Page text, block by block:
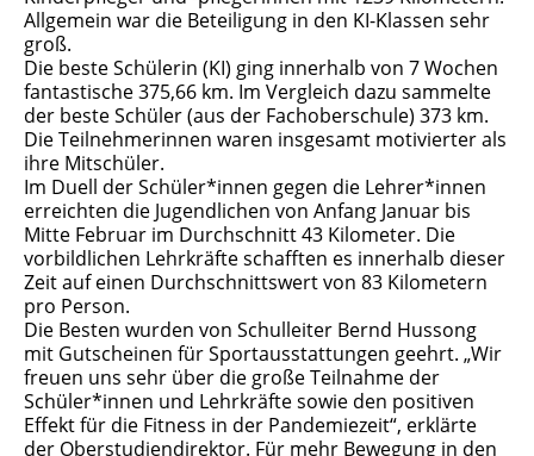
Allgemein war die Beteiligung in den KI-Klassen sehr
groß.
Die beste Schülerin (KI) ging innerhalb von 7 Wochen
fantastische 375,66 km. Im Vergleich dazu sammelte
der beste Schüler (aus der Fachoberschule) 373 km.
Die Teilnehmerinnen waren insgesamt motivierter als
ihre Mitschüler.
Im Duell der Schüler*innen gegen die Lehrer*innen
erreichten die Jugendlichen von Anfang Januar bis
Mitte Februar im Durchschnitt 43 Kilometer. Die
vorbildlichen Lehrkräfte schafften es innerhalb dieser
Zeit auf einen Durchschnittswert von 83 Kilometern
pro Person.
Die Besten wurden von Schulleiter Bernd Hussong
mit Gutscheinen für Sportausstattungen geehrt. „Wir
freuen uns sehr über die große Teilnahme der
Schüler*innen und Lehrkräfte sowie den positiven
Effekt für die Fitness in der Pandemiezeit“, erklärte
der Oberstudiendirektor. Für mehr Bewegung in den